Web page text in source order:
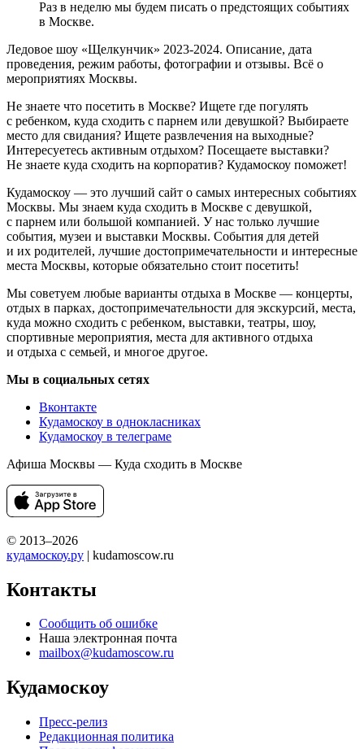
Раз в неделю мы будем писать о предстоящих событиях
в Москве.
Ледовое шоу «Щелкунчик» 2023-2024. Описание, дата
проведения, режим работы, фотографии и отзывы. Всё о
мероприятиях Москвы.
Не знаете что посетить в Москве? Ищете где погулять
с ребенком, куда сходить с парнем или девушкой? Выбираете
место для свидания? Ищете развлечения на выходные?
Интересуетесь активным отдыхом? Посещаете выставки?
Не знаете куда сходить на корпоратив? Кудамоскоу поможет!
Кудамоскоу — это лучший сайт о самых интересных событиях
Москвы. Мы знаем куда сходить в Москве с девушкой,
с парнем или большой компанией. У нас только лучшие
события, музеи и выставки Москвы. События для детей
и их родителей, лучшие достопримечательности и интересные
места Москвы, которые обязательно стоит посетить!
Мы советуем любые варианты отдыха в Москве — концерты,
отдых в парках, достопримечательности для экскурсий, места,
куда можно сходить с ребенком, выставки, театры, шоу,
спортивные мероприятия, места для активного отдыха
и отдыха с семьей, и многое другое.
Мы в социальных сетях
Вконтакте
Кудамоскоу в однокласниках
Кудамоскоу в телеграме
Афиша Москвы — Куда сходить в Москве
© 2013–2026
кудамоскоу.ру | kudamoscow.ru
Контакты
Сообщить об ошибке
Наша электронная почта
mailbox@kudamoscow.ru
Кудамоскоу
Пресс-релиз
Редакционная политика